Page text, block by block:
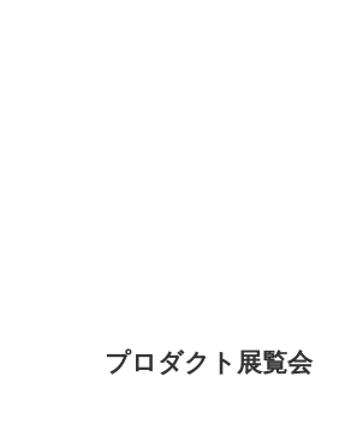
プロダクト展覧会